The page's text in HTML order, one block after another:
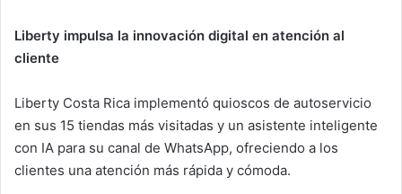
Liberty impulsa la innovación digital en atención al
cliente
Liberty Costa Rica implementó quioscos de autoservicio
en sus 15 tiendas más visitadas y un asistente inteligente
con IA para su canal de WhatsApp, ofreciendo a los
clientes una atención más rápida y cómoda.